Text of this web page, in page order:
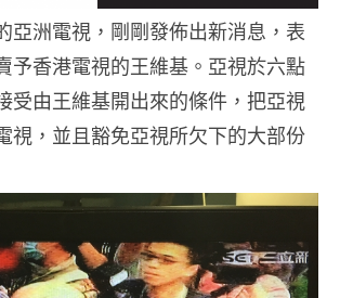
亞洲電視，剛剛發佈出新消息，表
予香港電視的王維基。亞視於六點
受由王維基開出來的條件，把亞視
視，並且豁免亞視所欠下的大部份